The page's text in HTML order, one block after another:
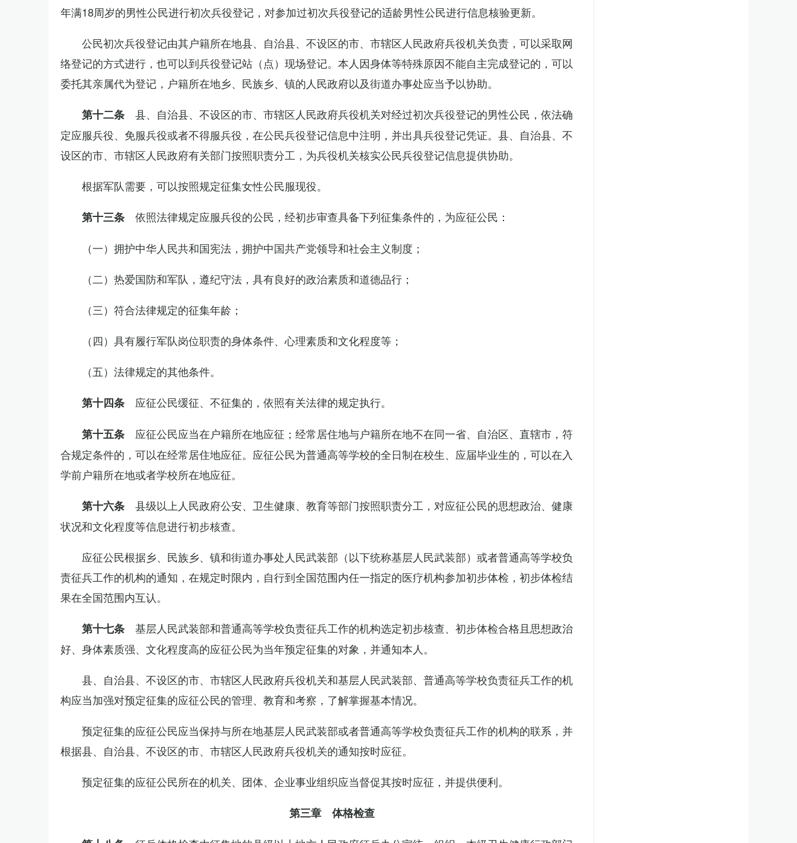
年满18周岁的男性公民进行初次兵役登记，对参加过初次兵役登记的适龄男性公民进行信息核验更新。
公民初次兵役登记由其户籍所在地县、自治县、不设区的市、市辖区人民政府兵役机关负责，可以采取网
络登记的方式进行，也可以到兵役登记站（点）现场登记。本人因身体等特殊原因不能自主完成登记的，可以
委托其亲属代为登记，户籍所在地乡、民族乡、镇的人民政府以及街道办事处应当予以协助。
第十二条 县、自治县、不设区的市、市辖区人民政府兵役机关对经过初次兵役登记的男性公民，依法确
定应服兵役、免服兵役或者不得服兵役，在公民兵役登记信息中注明，并出具兵役登记凭证。县、自治县、不
设区的市、市辖区人民政府有关部门按照职责分工，为兵役机关核实公民兵役登记信息提供协助。
根据军队需要，可以按照规定征集女性公民服现役。
第十三条 依照法律规定应服兵役的公民，经初步审查具备下列征集条件的，为应征公民：
（一）拥护中华人民共和国宪法，拥护中国共产党领导和社会主义制度；
（二）热爱国防和军队，遵纪守法，具有良好的政治素质和道德品行；
（三）符合法律规定的征集年龄；
（四）具有履行军队岗位职责的身体条件、心理素质和文化程度等；
（五）法律规定的其他条件。
第十四条 应征公民缓征、不征集的，依照有关法律的规定执行。
第十五条 应征公民应当在户籍所在地应征；经常居住地与户籍所在地不在同一省、自治区、直辖市，符
合规定条件的，可以在经常居住地应征。应征公民为普通高等学校的全日制在校生、应届毕业生的，可以在入
学前户籍所在地或者学校所在地应征。
第十六条 县级以上人民政府公安、卫生健康、教育等部门按照职责分工，对应征公民的思想政治、健康
状况和文化程度等信息进行初步核查。
应征公民根据乡、民族乡、镇和街道办事处人民武装部（以下统称基层人民武装部）或者普通高等学校负
责征兵工作的机构的通知，在规定时限内，自行到全国范围内任一指定的医疗机构参加初步体检，初步体检结
果在全国范围内互认。
第十七条 基层人民武装部和普通高等学校负责征兵工作的机构选定初步核查、初步体检合格且思想政治
好、身体素质强、文化程度高的应征公民为当年预定征集的对象，并通知本人。
县、自治县、不设区的市、市辖区人民政府兵役机关和基层人民武装部、普通高等学校负责征兵工作的机
构应当加强对预定征集的应征公民的管理、教育和考察，了解掌握基本情况。
预定征集的应征公民应当保持与所在地基层人民武装部或者普通高等学校负责征兵工作的机构的联系，并
根据县、自治县、不设区的市、市辖区人民政府兵役机关的通知按时应征。
预定征集的应征公民所在的机关、团体、企业事业组织应当督促其按时应征，并提供便利。
第三章 体格检查